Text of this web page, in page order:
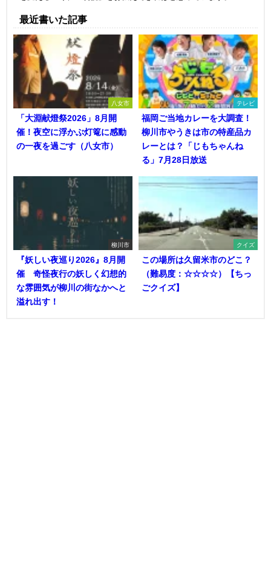
最近書いた記事
八女市
「大淵献燈祭2026」8月開
催！夜空に浮かぶ灯篭に感動
の一夜を過ごす（八女市）
テレビ
福岡ご当地カレーを大調査！
柳川市やうきは市の特産品カ
レーとは？「じもちゃんね
る」7月28日放送
柳川市
『妖しい夜巡り2026』8月開
催 奇怪夜行の妖しく幻想的
な雰囲気が柳川の街なかへと
溢れ出す！
クイズ
この場所は久留米市のどこ？
（難易度：☆☆☆☆）【ちっ
ごクイズ】